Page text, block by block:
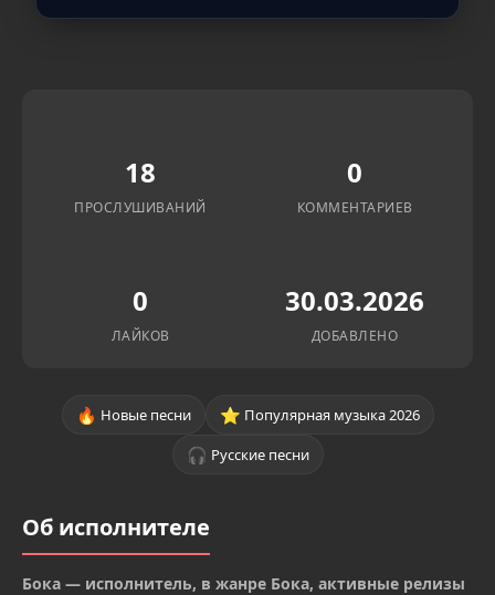
18
ПРОСЛУШИВАНИЙ
0
КОММЕНТАРИЕВ
0
ЛАЙКОВ
30.03.2026
ДОБАВЛЕНО
🔥 Новые песни ⭐ Популярная музыка 2026
🎧 Русские песни
Об исполнителе
Бока — исполнитель, в жанре Бока, активные релизы